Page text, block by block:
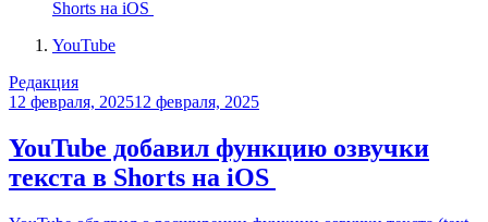
YouTube
Редакция
12 февраля, 202512 февраля, 2025
YouTube добавил функцию озвучки
текста в Shorts на iOS